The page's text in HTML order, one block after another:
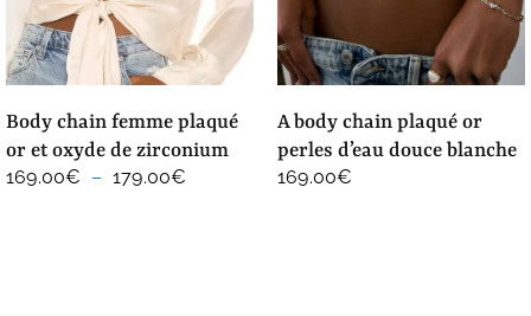
body chain femme plaqué
or et oxyde de zirconium
169.00€ – 179.00€
a body chain plaqué or
perles d’eau douce blanche
169.00€